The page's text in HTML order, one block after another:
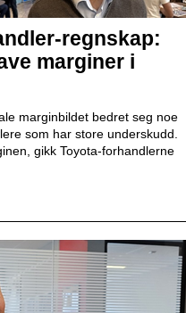
regnskap:
marginer i
marginbildet bedret seg noe
som har store underskudd.
gikk Toyota-forhandlerne